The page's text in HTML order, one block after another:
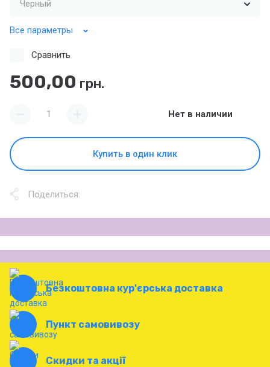
Все параметры
500,00 грн.
Сравнить
Нет в наличии
Купить в один клик
Поделиться:
Безкоштовна кур'єрська доставка
Пункт самовивозу
Скидки та акції